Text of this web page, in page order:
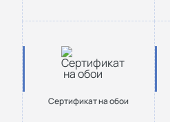
Сертификат на обои